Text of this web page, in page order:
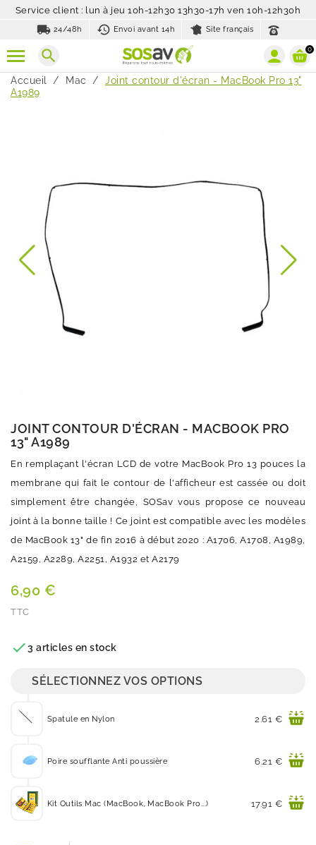
Service client : lun à jeu 10h-12h30 13h30-17h ven 10h-12h30h
local_shipping 24/48h history_toggle_off
Envoi avant 14h Site français
search 0
Accueil Mac
Joint contour d'écran - MacBook Pro 13"
A1989
JOINT CONTOUR D'ÉCRAN - MACBOOK PRO
13" A1989
En remplaçant l'écran LCD de votre MacBook Pro 13 pouces la
membrane qui fait le contour de l'afficheur est cassée ou doit
simplement être changée, SOSav vous propose ce nouveau
joint à la bonne taille ! Ce joint est compatible avec les modèles
de MacBook 13" de fin 2016 à début 2020 : A1706, A1708, A1989,
A2159, A2289, A2251, A1932 et A2179
6,90 €
TTC
3 articles en stock
SÉLECTIONNEZ VOS OPTIONS
Spatule en Nylon Prix
2.61 €
Poire soufflante Anti poussière Prix
6.21 €
Kit Outils Mac (MacBook, MacBook Pro...) Prix
17.91 €